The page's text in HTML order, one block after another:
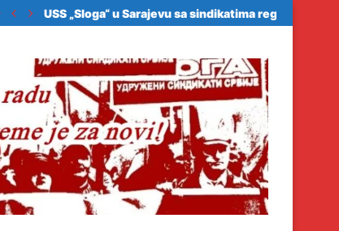
da...
USS „Sloga“ u Sarajevu sa sindikatima regiona: